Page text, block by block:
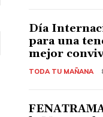
Día
para una
mejor
TODA TU MAÑANA